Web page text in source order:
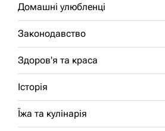
Домашні улюбленці
Законодавство
Здоров'я та краса
Історія
Їжа та кулінарія